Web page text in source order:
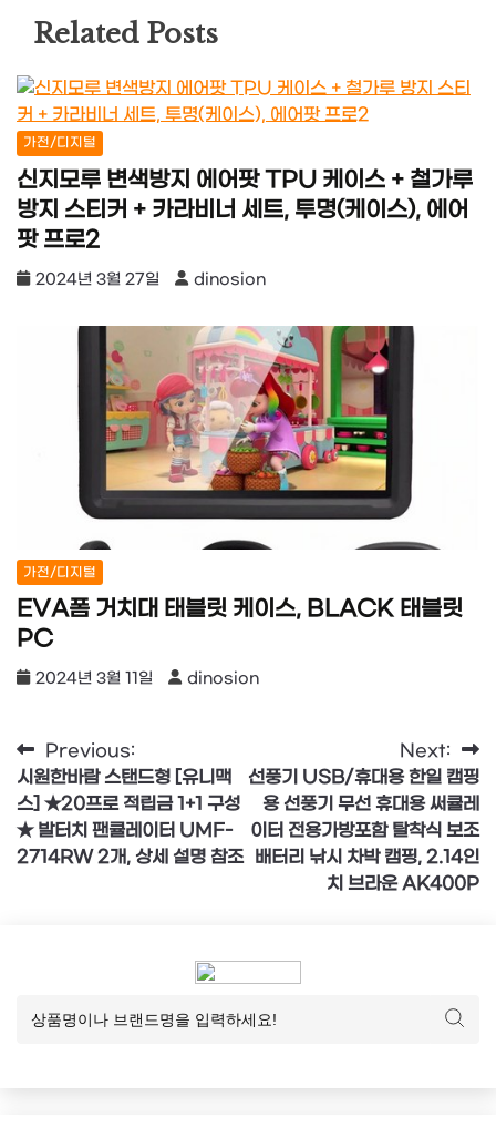
Related Posts
가전/디지털
신지모루 변색방지 에어팟 TPU 케이스 + 철가루
방지 스티커 + 카라비너 세트, 투명(케이스), 에어
팟 프로2
2024년 3월 27일 dinosion
가전/디지털
EVA폼 거치대 태블릿 케이스, BLACK 태블릿
PC
2024년 3월 11일 dinosion
글
탐
색
Previous:
시원한바람 스탠드형 [유니맥
스] ★20프로 적립금 1+1 구성
★ 발터치 팬큘레이터 UMF-
2714RW 2개, 상세 설명 참조
Next:
선풍기 USB/휴대용 한일 캠핑
용 선풍기 무선 휴대용 써큘레
이터 전용가방포함 탈착식 보조
배터리 낚시 차박 캠핑, 2.14인
치 브라운 AK400P